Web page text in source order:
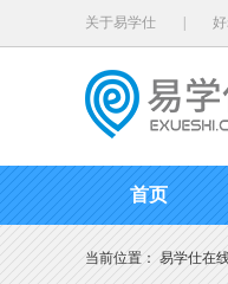
关于易学仕
首页
当前位置： 易学仕在